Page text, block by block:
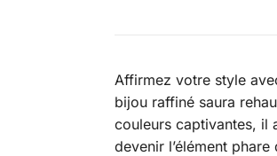
Affirmez votre style
bijou raffiné saura
couleurs captivantes, il
devenir l’élément